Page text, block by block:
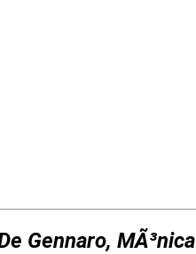
Gennaro, MÃ³nica